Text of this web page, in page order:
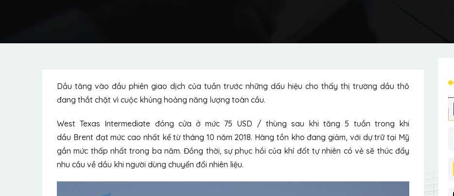
Dầu tăng vào đầu phiên giao dịch của tuần trước những dấu hiệu cho thấy thị trường dầu thô
đang thắt chặt vì cuộc khủng hoảng năng lượng toàn cầu.
West Texas Intermediate đóng cửa ở mức 75 USD / thùng sau khi tăng 5 tuần trong khi
dầu Brentđạt mức cao nhất kể từ tháng 10 năm 2018. Hàng tồn kho đang giảm, với dự trữ tại Mỹ
gần mức thấp nhất trong ba năm. Đồng thời, sự phục hồi của khí đốt tự nhiên có vẻ sẽ thúc đẩy
nhu cầu về dầu khi người dùng chuyển đổi nhiên liệu.